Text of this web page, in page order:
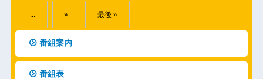
» 最後 »
番組案内
番組表